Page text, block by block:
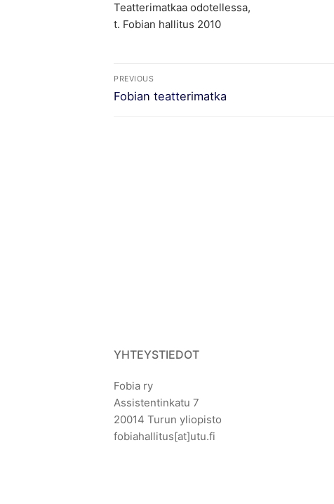
Teatterimatkaa odotellessa,
t. Fobian hallitus 2010
Artikkelien
selaus
PREVIOUS
Previous
Fobian teatterimatka
YHTEYSTIEDOT
Fobia ry
Assistentinkatu 7
20014 Turun yliopisto
fobiahallitus[at]utu.fi